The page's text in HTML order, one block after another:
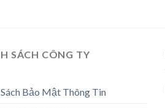
SÁCH CÔNG TY
Bảo Mật Thông Tin